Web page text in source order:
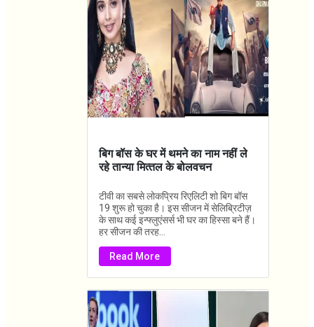
बिग बॉस के घर में थमने का नाम नहीं ले
रहे तान्‍या मित्‍तल के बोलवचन
टीवी का सबसे लोकप्रिय रिएलिटी शो बिग बॉस
19 शुरू हो चुका है। इस सीजन में सेलिब्रिटीज़
के साथ कई इन्फ्लुएंसर्स भी घर का हिस्सा बने हैं।
हर सीजन की तरह...
Read More